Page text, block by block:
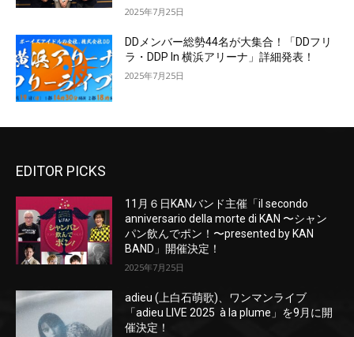
2025年7月25日
DDメンバー総勢44名が大集合！「DDフリ
ラ・DDP In 横浜アリーナ」詳細発表！
2025年7月25日
EDITOR PICKS
11月６日KANバンド主催「il secondo
anniversario della morte di KAN 〜シャン
パン飲んでポン！〜presented by KAN
BAND」開催決定！
2025年7月25日
adieu (上白石萌歌)、ワンマンライブ
「adieu LIVE 2025 à la plume」を9月に開
催決定！